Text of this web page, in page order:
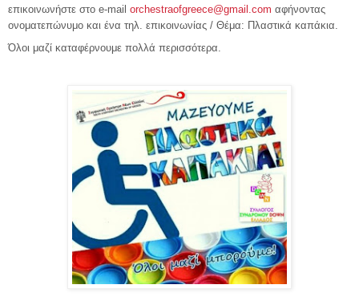
επικοινωνήστε στο e-mail orchestraofgreece@gmail.com αφήνοντας
ονοματεπώνυμο και ένα τηλ. επικοινωνίας / Θέμα: Πλαστικά καπάκια.
Όλοι μαζί καταφέρνουμε πολλά περισσότερα.